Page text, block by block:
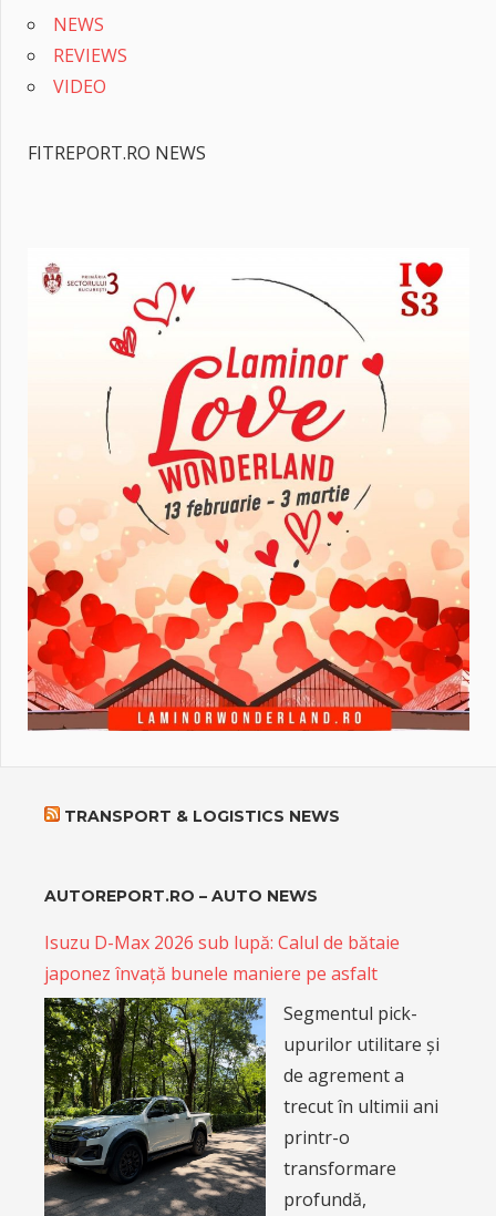
NEWS
REVIEWS
VIDEO
FITREPORT.RO NEWS
TRANSPORT & LOGISTICS NEWS
AUTOREPORT.RO – AUTO NEWS
Isuzu D-Max 2026 sub lupă: Calul de bătaie
japonez învață bunele maniere pe asfalt
Segmentul pick-
upurilor utilitare și
de agrement a
trecut în ultimii ani
printr-o
transformare
profundă,